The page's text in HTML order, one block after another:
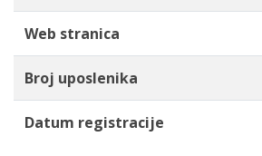
Web stranica
Broj uposlenika
Datum registracije